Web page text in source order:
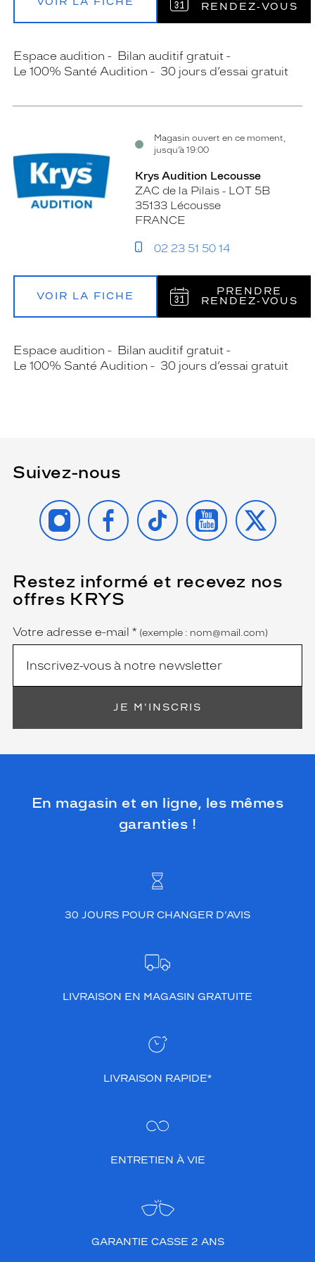
RENDEZ‑VOUS
Espace audition
Bilan auditif gratuit
Le 100% Santé Audition
30 jours d’essai gratuit
Magasin ouvert en ce moment,
jusqu’à 19:00
Krys Audition Lecousse
ZAC de la Pilais - LOT 5B
35133 Lécousse
FRANCE
02 23 51 50 14
VOIR LA FICHE
PRENDRE
RENDEZ‑VOUS
Espace audition
Bilan auditif gratuit
Le 100% Santé Audition
30 jours d’essai gratuit
Suivez-nous
INSTAGRAMFACEBOOK
TIKTOK YOUTUBE
X
Restez informé et recevez nos
offres KRYS
Name
Votre adresse e-mail *
(Ce
champ
est
obligatoire)
(exemple : nom@mail.com)
JE M'INSCRIS
En magasin et en ligne, les mêmes
garanties !
30 JOURS POUR CHANGER D’AVIS
LIVRAISON EN MAGASIN GRATUITE
LIVRAISON RAPIDE*
ENTRETIEN À VIE
GARANTIE CASSE 2 ANS